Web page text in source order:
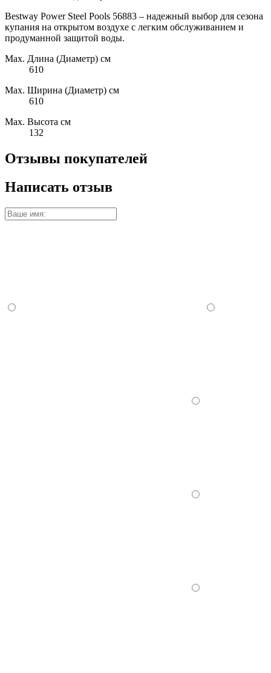
Bestway Power Steel Pools 56883 – надежный выбор для сезона
купания на открытом воздухе с легким обслуживанием и
продуманной защитой воды.
Max. Длина (Диаметр) см
610
Max. Ширина (Диаметр) см
610
Max. Высота см
132
Отзывы покупателей
Написать отзыв